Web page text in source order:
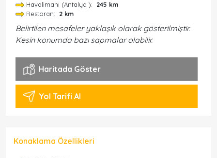
Havalimanı (Antalya ): 245 km
Restoran: 2 km
Belirtilen mesafeler yaklaşık olarak gösterilmiştir.
Kesin konumda bazı sapmalar olabilir.
Haritada Göster
Yol Tarifi Al
Konaklama Özellikleri